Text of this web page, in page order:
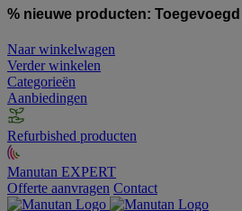
% nieuwe producten: Toegevoegd
Naar winkelwagen
Verder winkelen
Categorieën
Aanbiedingen
Refurbished producten
Manutan EXPERT
Offerte aanvragen Contact